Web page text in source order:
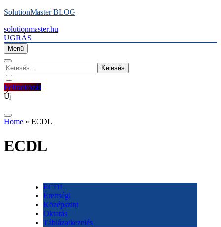
Ugrás
tartalomra
SolutionMaster BLOG
solutionmaster.hu
UGRÁS
Menü
Keresés:
Feliratkozás
Új
Home » ECDL
ECDL
ECDL
Érettségi
Középszint
Oktatás
Táblázatkezelés